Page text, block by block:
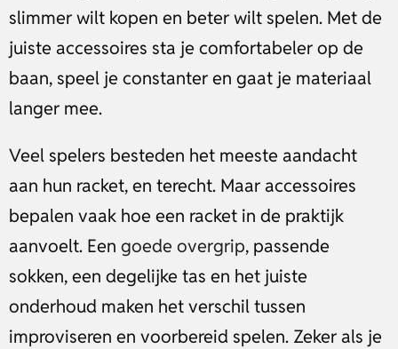
slimmer wilt kopen en beter wilt spelen. Met de
juiste accessoires sta je comfortabeler op de
baan, speel je constanter en gaat je materiaal
langer mee.
Veel spelers besteden het meeste aandacht
aan hun racket, en terecht. Maar accessoires
bepalen vaak hoe een racket in de praktijk
aanvoelt. Een goede overgrip, passende
sokken, een degelijke tas en het juiste
onderhoud maken het verschil tussen
improviseren en voorbereid spelen. Zeker als je